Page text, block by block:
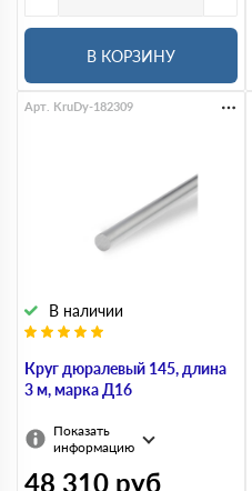
В КОРЗИНУ
Круг дюралевый 145, длина
3 м, марка Д16
В наличии
Арт. KruDy-182309
Показать
информацию
48 310 руб